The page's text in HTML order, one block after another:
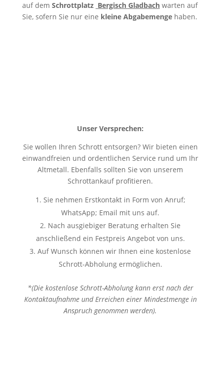
auf dem Schrottplatz Bergisch Gladbachwarten auf
Sie, sofern Sie nur eine kleine Abgabemengehaben.
Unser Versprechen:
Sie wollen Ihren Schrott entsorgen? Wir bieten einen
einwandfreien und ordentlichen Service rund um Ihr
Altmetall. Ebenfalls sollten Sie von unserem
Schrottankauf profitieren.
Sie nehmen Erstkontakt in Form von Anruf;
WhatsApp; Email mit uns auf.
Nach ausgiebiger Beratung erhalten Sie
anschließend ein Festpreis Angebot von uns.
Auf Wunsch können wir Ihnen eine kostenlose
Schrott-Abholung ermöglichen.
*(Die kostenlose Schrott-Abholung kann erst nach der
Kontaktaufnahme und Erreichen einer Mindestmenge in
Anspruch genommen werden).